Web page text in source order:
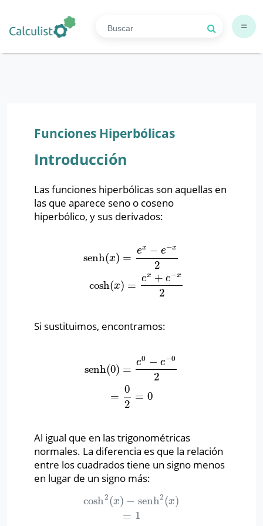
=
Funciones Hiperbólicas
Introducción
Las funciones hiperbólicas son aquellas en
las que aparece seno o coseno
hiperbólico, y sus derivados:
senh(x) =
ex − e−x
2
cosh(x) =
ex + e−x
2
(x)=ex−e− x2 cosh(x)=ex+
Si sustituimos, encontramos:
senh(0) =
e0 − e−0
2
=
0
2
= 0
senh(0)=e 0− e−02=02=0
Al igual que en las trigonométricas
normales. La diferencia es que la relación
entre los cuadrados tiene un signo menos
en lugar de un signo más:
cosh2(x) − senh2(x)
= 1
cosh2(x) −senh2(x)=1